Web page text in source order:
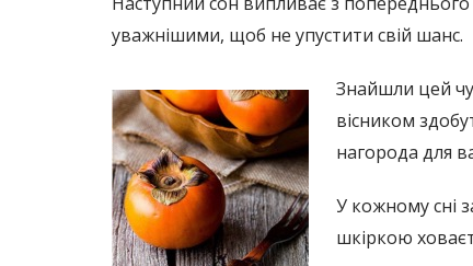
уважнішими, щоб не упустити свій шанс.
Знайшли цей
вісником
нагорода для
У кожному сні
шкіркою